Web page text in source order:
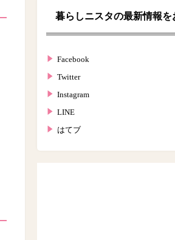
暮らしニスタの最新情報を
Facebook
Twitter
Instagram
LINE
はてブ